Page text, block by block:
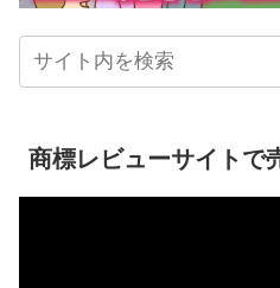
商標レビューサイトで